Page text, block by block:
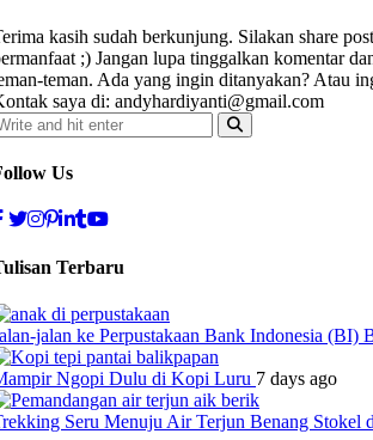
kasih sudah berkunjung. Silakan share
;) Jangan lupa tinggalkan komentar
teman. Ada yang ingin ditanyakan? Atau
saya di: andyhardiyanti@gmail.com
Us
Terbaru
jalan ke Perpustakaan Bank Indonesia (BI)
Ngopi Dulu di Kopi Luru 7 days ago
Seru Menuju Air Terjun Benang Stokel